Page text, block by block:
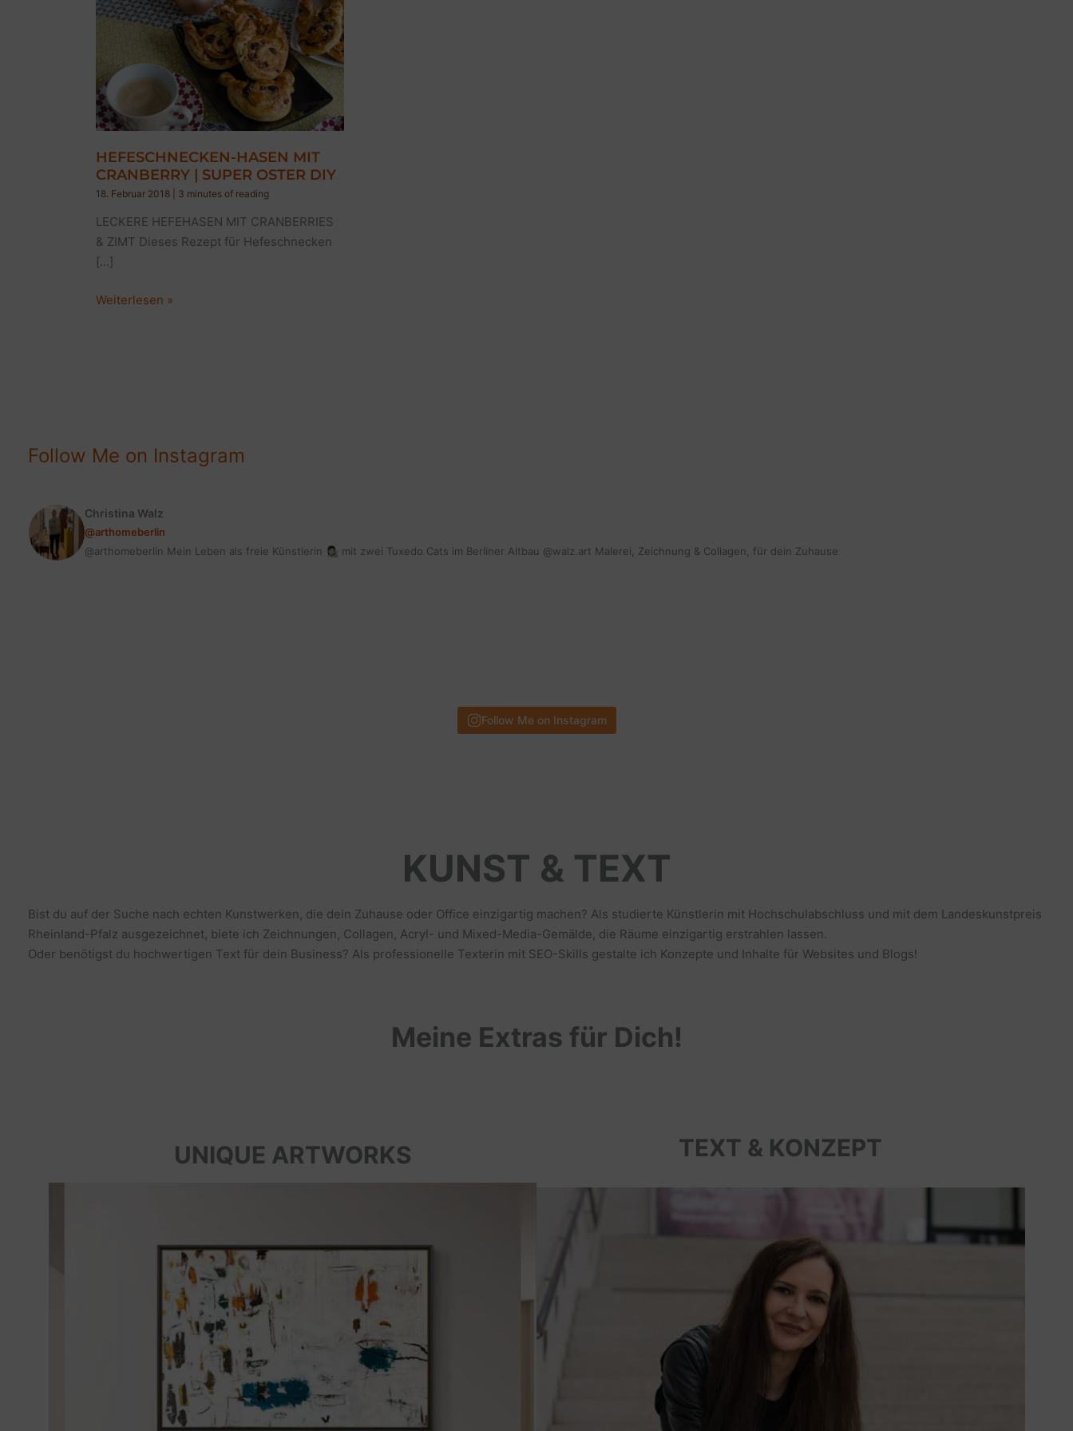
HEFESCHNECKEN-HASEN MIT
CRANBERRY | SUPER OSTER DIY
18. Februar 2018 3 minutes of reading
LECKERE HEFEHASEN MIT CRANBERRIES
& ZIMT Dieses Rezept für Hefeschnecken
[…]
HEFESCHNECKEN-
Weiterlesen »
Follow Me on Instagram
Christina Walz
@arthomeberlin
@arthomeberlin Mein Leben als freie Künstlerin 👩🏻‍🎨 mit zwei Tuxedo Cats im Berliner Altbau @walz.art Malerei, Zeichnung & Collagen, für dein Zuhause
Follow Me on Instagram
KUNST & TEXT
Bist du auf der Suche nach echten Kunstwerken, die dein Zuhause oder Office einzigartig machen? Als studierte Künstlerin mit Hochschulabschluss und mit dem Landeskunstpreis
Rheinland-Pfalz ausgezeichnet, biete ich Zeichnungen, Collagen, Acryl- und Mixed-Media-Gemälde, die Räume einzigartig erstrahlen lassen.
Oder benötigst du hochwertigen Text für dein Business? Als professionelle Texterin mit SEO-Skills gestalte ich Konzepte und Inhalte für Websites und Blogs!
Meine Extras für Dich!
UNIQUE ARTWORKS TEXT & KONZEPT